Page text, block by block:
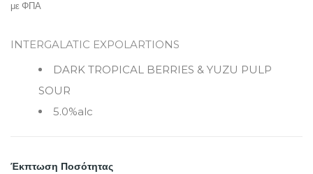
με ΦΠΑ
INTERGALATIC EXPOLARTIONS
DARK TROPICAL BERRIES & YUZU PULP
SOUR
5.0%alc
Έκπτωση Ποσότητας